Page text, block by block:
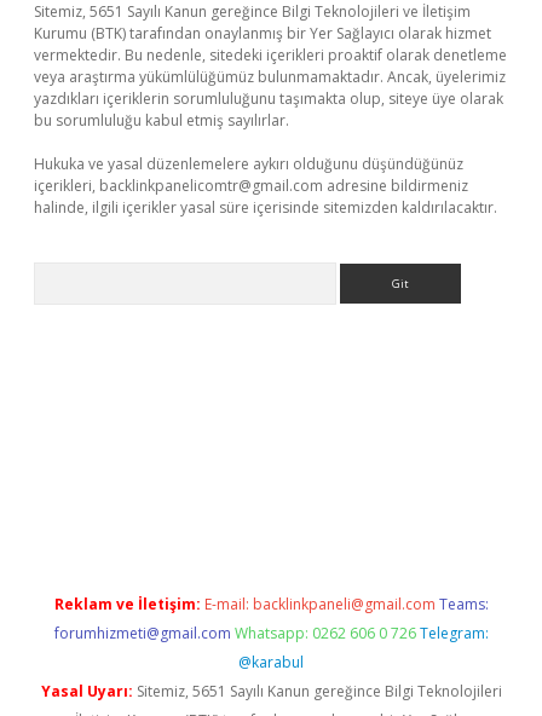
Sitemiz, 5651 Sayılı Kanun gereğince Bilgi Teknolojileri ve İletişim
Kurumu (BTK) tarafından onaylanmış bir Yer Sağlayıcı olarak hizmet
vermektedir. Bu nedenle, sitedeki içerikleri proaktif olarak denetleme
veya araştırma yükümlülüğümüz bulunmamaktadır. Ancak, üyelerimiz
yazdıkları içeriklerin sorumluluğunu taşımakta olup, siteye üye olarak
bu sorumluluğu kabul etmiş sayılırlar.
Hukuka ve yasal düzenlemelere aykırı olduğunu düşündüğünüz
içerikleri, backlinkpanelicomtr@gmail.com adresine bildirmeniz
halinde, ilgili içerikler yasal süre içerisinde sitemizden kaldırılacaktır.
Reklam ve İletişim: E-mail: backlinkpaneli@gmail.com Teams:
forumhizmeti@gmail.com Whatsapp: 0262 606 0 726 Telegram:
@karabul
Yasal Uyarı: Sitemiz, 5651 Sayılı Kanun gereğince Bilgi Teknolojileri